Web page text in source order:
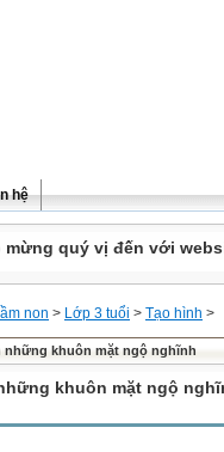
hệ
mừng quý vị đến với
non > Lớp 3 tuổi > Tạo hình >
những khuôn mặt ngộ nghĩnh
khuôn mặt ngộ